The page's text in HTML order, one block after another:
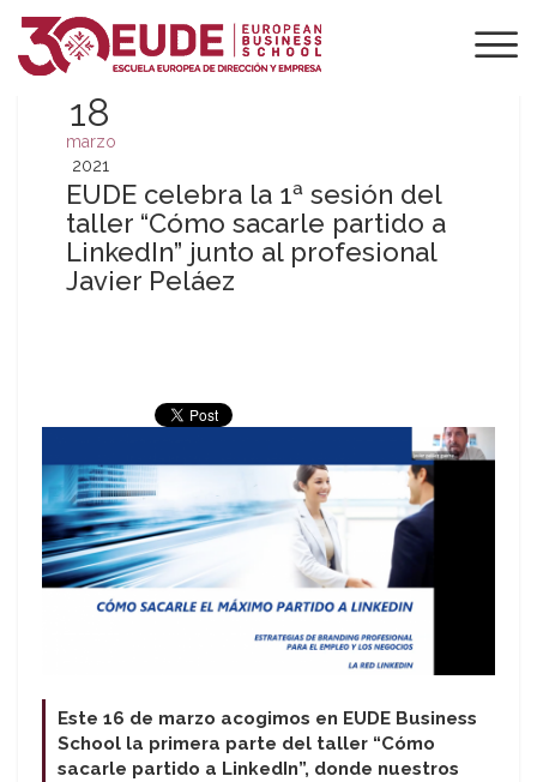
18
marzo
2021
EUDE celebra la 1ª sesión del
taller “Cómo sacarle partido a
LinkedIn” junto al profesional
Javier Peláez
Este 16 de marzo acogimos en EUDE Business
School la primera parte del taller “Cómo
sacarle partido a LinkedIn”, donde nuestros